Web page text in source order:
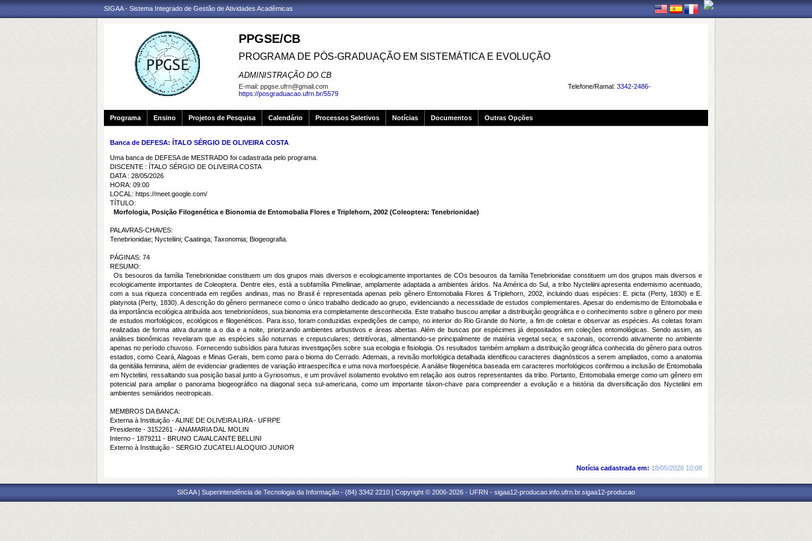
SIGAA - Sistema Integrado de Gestão de Atividades Acadêmicas
PPGSE/CB
PROGRAMA DE PÓS-GRADUAÇÃO EM SISTEMÁTICA E EVOLUÇÃO
ADMINISTRAÇÃO DO CB
Telefone/Ramal: 3342-2486-
E-mail: ppgse.ufrn@gmail.com
https://posgraduacao.ufrn.br/5579
Programa Ensino Projetos de Pesquisa Calendário Processos Seletivos Notícias Documentos Outras Opções
Banca de DEFESA: ÍTALO SÉRGIO DE OLIVEIRA COSTA
Uma banca de DEFESA de MESTRADO foi cadastrada pelo programa.
DISCENTE : ÍTALO SÉRGIO DE OLIVEIRA COSTA
DATA : 28/05/2026
HORA: 09:00
LOCAL: https://meet.google.com/
TÍTULO:
Morfologia, Posição Filogenética e Bionomia de Entomobalia Flores e Triplehorn, 2002 (Coleoptera: Tenebrionidae)
PALAVRAS-CHAVES:
Tenebrionidae; Nycteliini; Caatinga; Taxonomia; Biogeografia.
PÁGINAS: 74
RESUMO:
Os besouros da família Tenebrionidae constituem um dos grupos mais diversos e ecologicamente importantes de COs besouros da família Tenebrionidae constituem um dos grupos mais diversos e
ecologicamente importantes de Coleoptera. Dentre eles, está a subfamília Pimeliinae, amplamente adaptada a ambientes áridos. Na América do Sul, a tribo Nycteliini apresenta endemismo acentuado,
com a sua riqueza concentrada em regiões andinas, mas no Brasil é representada apenas pelo gênero Entomobalia Flores & Triplehorn, 2002, incluindo duas espécies: E. picta (Perty, 1830) e E.
platynota (Perty, 1830). A descrição do gênero permanece como o único trabalho dedicado ao grupo, evidenciando a necessidade de estudos complementares. Apesar do endemismo de Entomobalia e
da importância ecológica atribuída aos tenebrionídeos, sua bionomia era completamente desconhecida. Este trabalho buscou ampliar a distribuição geográfica e o conhecimento sobre o gênero por meio
de estudos morfológicos, ecológicos e filogenéticos. Para isso, foram conduzidas expedições de campo, no interior do Rio Grande do Norte, a fim de coletar e observar as espécies. As coletas foram
realizadas de forma ativa durante a o dia e a noite, priorizando ambientes arbustivos e áreas abertas. Além de buscas por espécimes já depositados em coleções entomológicas. Sendo assim, as
análises bionômicas revelaram que as espécies são noturnas e crepusculares; detritívoras, alimentando-se principalmente de matéria vegetal seca; e sazonais, ocorrendo ativamente no ambiente
apenas no período chuvoso. Fornecendo subsídios para futuras investigações sobre sua ecologia e fisiologia. Os resultados também ampliam a distribuição geográfica conhecida do gênero para outros
estados, como Ceará, Alagoas e Minas Gerais, bem como para o bioma do Cerrado. Ademais, a revisão morfológica detalhada identificou caracteres diagnósticos a serem ampliados, como a anatomia
da genitália feminina, além de evidenciar gradientes de variação intraespecífica e uma nova morfoespécie. A análise filogenética baseada em caracteres morfológicos confirmou a inclusão de Entomobalia
em Nycteliini, ressaltando sua posição basal junto a Gyriosomus, e um provável isolamento evolutivo em relação aos outros representantes da tribo. Portanto, Entomobalia emerge como um gênero em
potencial para ampliar o panorama biogeográfico na diagonal seca sul-americana, como um importante táxon-chave para compreender a evolução e a história da diversificação dos Nycteliini em
ambientes semiáridos neotropicais.
MEMBROS DA BANCA:
Externa à Instituição - ALINE DE OLIVEIRA LIRA - UFRPE
Presidente - 3152261 - ANAMARIA DAL MOLIN
Interno - 1879211 - BRUNO CAVALCANTE BELLINI
Externo à Instituição - SERGIO ZUCATELI ALOQUIO JUNIOR
Notícia cadastrada em: 18/05/2026 10:08
SIGAA | Superintendência de Tecnologia da Informação - (84) 3342 2210 | Copyright © 2006-2026 - UFRN - sigaa12-producao.info.ufrn.br.sigaa12-producao